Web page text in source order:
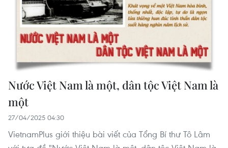
Nước Việt Nam là một, dân tộc Việt Nam là
một
27/04/2025 04:30
VietnamPlus giới thiệu bài viết của Tổng Bí thư Tô Lâm